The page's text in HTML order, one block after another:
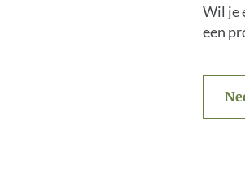
Wil je
een